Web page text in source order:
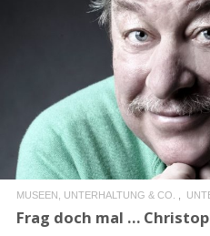
READ
MUSEEN, UNTERHALTUNG & CO.
Frag doch mal …